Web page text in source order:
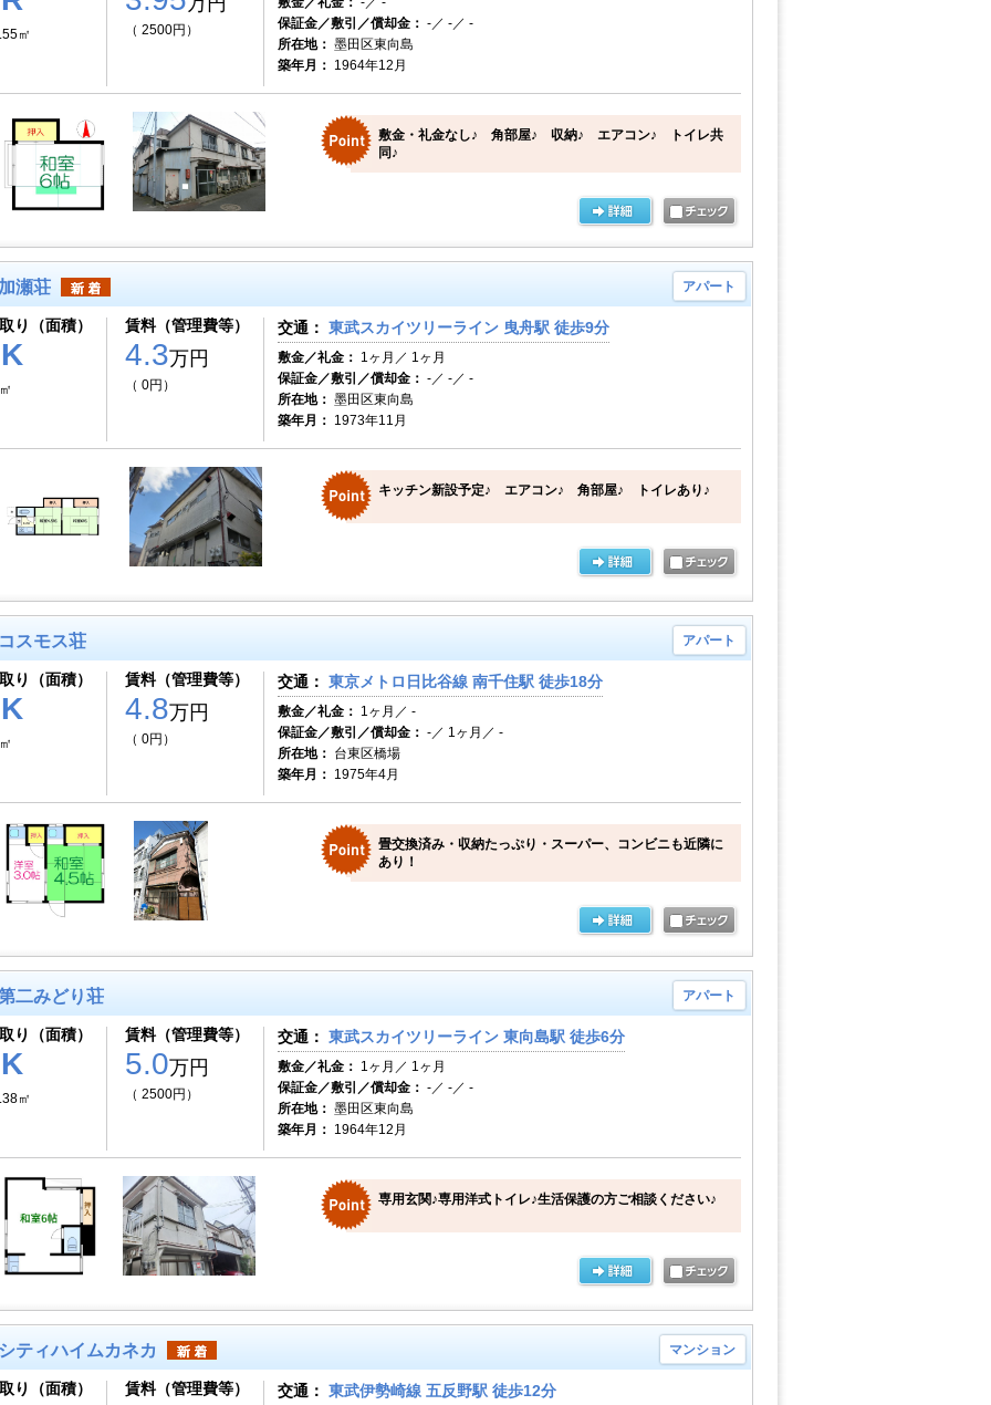
㎡ （ 2500円）
保証金／敷引／償却金： -／ -／ -
所在地： 墨田区東向島
築年月： 1964年12月
敷金・礼金なし♪ 角部屋♪ 収納♪ エアコン♪ トイレ共
同♪
瀬荘 アパート
り（面積） 賃料（管理費等）
4.3万円
（ 0円）
交通： 東武スカイツリーライン 曳舟駅 徒歩9分
敷金／礼金： 1ヶ月／ 1ヶ月
保証金／敷引／償却金： -／ -／ -
所在地： 墨田区東向島
築年月： 1973年11月
キッチン新設予定♪ エアコン♪ 角部屋♪ トイレあり♪
スモス荘 アパート
り（面積） 賃料（管理費等）
4.8万円
（ 0円）
交通： 東京メトロ日比谷線 南千住駅 徒歩18分
敷金／礼金： 1ヶ月／ -
保証金／敷引／償却金： -／ 1ヶ月／ -
所在地： 台東区橋場
築年月： 1975年4月
畳交換済み・収納たっぷり・スーパー、コンビニも近隣に
あり！
二みどり荘 アパート
り（面積）
㎡
賃料（管理費等）
5.0万円
（ 2500円）
交通： 東武スカイツリーライン 東向島駅 徒歩6分
敷金／礼金： 1ヶ月／ 1ヶ月
保証金／敷引／償却金： -／ -／ -
所在地： 墨田区東向島
築年月： 1964年12月
専用玄関♪専用洋式トイレ♪生活保護の方ご相談ください♪
ティハイムカネカ マンション
り（面積） 賃料（管理費等） 交通： 東武伊勢崎線 五反野駅 徒歩12分